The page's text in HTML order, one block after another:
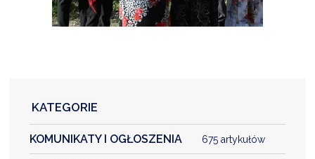
KATEGORIE
KOMUNIKATY I OGŁOSZENIA 675 artykułów